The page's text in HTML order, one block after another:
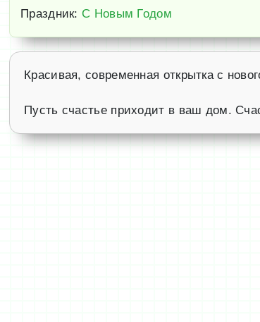
Праздник: С Новым Годом
Красивая, современная открытка с
Пусть счастье приходит в ваш дом.